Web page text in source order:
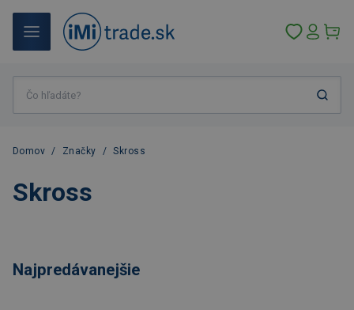
Domov / Značky / Skross
Skross
Najpredávanejšie